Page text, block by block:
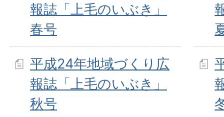
報誌「上毛のいぶき」
春号
平成24年地域づくり広
報誌「上毛のいぶき」
秋号